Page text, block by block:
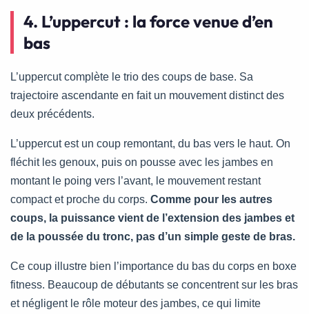
4. L’uppercut : la force venue d’en
bas
L’uppercut complète le trio des coups de base. Sa
trajectoire ascendante en fait un mouvement distinct des
deux précédents.
L’uppercut est un coup remontant, du bas vers le haut. On
fléchit les genoux, puis on pousse avec les jambes en
montant le poing vers l’avant, le mouvement restant
compact et proche du corps. Comme pour les autres
coups, la puissance vient de l’extension des jambes et
de la poussée du tronc, pas d’un simple geste de bras.
Ce coup illustre bien l’importance du bas du corps en boxe
fitness. Beaucoup de débutants se concentrent sur les bras
et négligent le rôle moteur des jambes, ce qui limite